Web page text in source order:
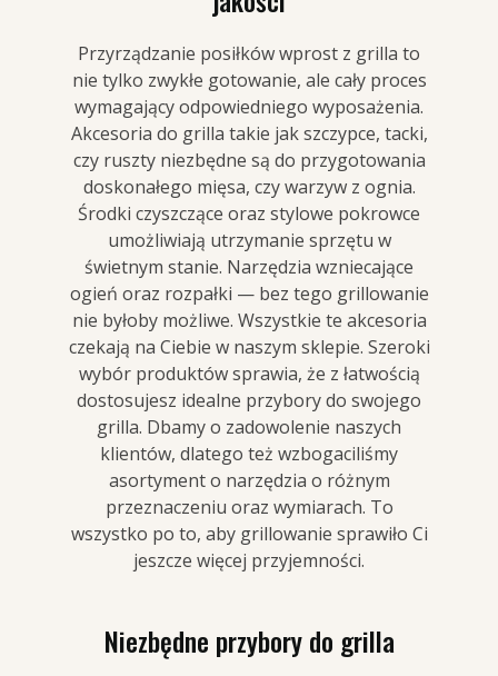
Przyrządzanie posiłków wprost z grilla to
nie tylko zwykłe gotowanie, ale cały proces
wymagający odpowiedniego wyposażenia.
Akcesoria do grilla takie jak szczypce, tacki,
czy ruszty niezbędne są do przygotowania
doskonałego mięsa, czy warzyw z ognia.
Środki czyszczące oraz stylowe pokrowce
umożliwiają utrzymanie sprzętu w
świetnym stanie. Narzędzia wzniecające
ogień oraz rozpałki — bez tego grillowanie
nie byłoby możliwe. Wszystkie te akcesoria
czekają na Ciebie w naszym sklepie. Szeroki
wybór produktów sprawia, że z łatwością
dostosujesz idealne przybory do swojego
grilla. Dbamy o zadowolenie naszych
klientów, dlatego też wzbogaciliśmy
asortyment o narzędzia o różnym
przeznaczeniu oraz wymiarach. To
wszystko po to, aby grillowanie sprawiło Ci
jeszcze więcej przyjemności.
Niezbędne przybory do grilla